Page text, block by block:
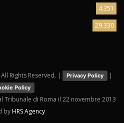
4.351
29.330
All Rights Reserved. | Privacy Policy |
Policy
Tribunale di Roma il 22 novembre 2013
by HRS Agency